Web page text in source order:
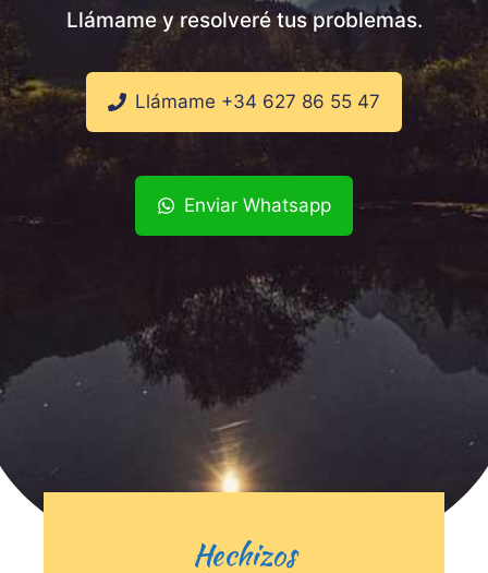
Llámame y resolveré tus problemas.
Llámame +34 627 86 55 47
Enviar Whatsapp
Hechizos